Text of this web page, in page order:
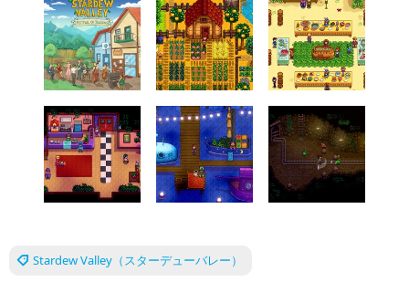
Stardew Valley（スターデューバレー）